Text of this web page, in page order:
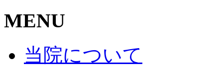
MENU
当院について